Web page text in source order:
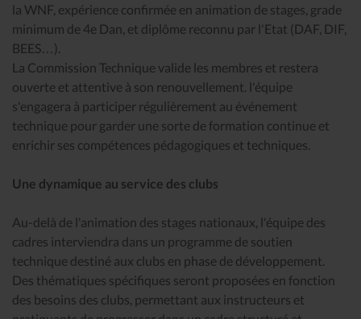
la WNF, expérience confirmée en animation de stages, grade
minimum de 4e Dan, et diplôme reconnu par l'Etat (DAF, DIF,
BEES…).
La Commission Technique valide les membres et restera
ouverte et attentive à son renouvellement. l'équipe
s'engagera à participer régulièrement au événement
technique pour garder une sorte de formation continue et
enrichir ses compétences pédagogiques et techniques.
Une dynamique au service des clubs
Au-delà de l'animation des stages nationaux, l'équipe des
cadres interviendra dans un programme de soutien
technique destiné aux clubs en phase de développement.
Des thématiques spécifiques seront proposées en fonction
des besoins des clubs, permettant aux instructeurs et